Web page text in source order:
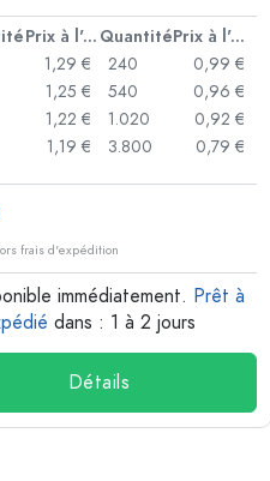
Prix à l'unité Quantité
Prix à l'unité
1,29 €
1,25 €
1,22 €
1,19 €
240
0,99 €
540
0,96 €
1.020
0,92 €
3.800
0,79 €
frais d'expédition
immédiatement. Prêt à
dans : 1 à 2 jours
Détails